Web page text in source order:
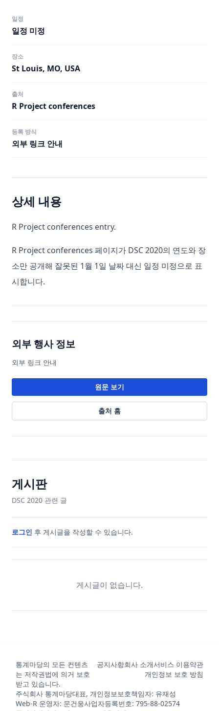
일정
일정 미정
장소
St Louis, MO, USA
출처
R Project conferences
등록 방식
외부 링크 안내
상세 내용
R Project conferences entry.
R Project conferences 페이지가 DSC 2020의 연도와 장
소만 공개해 잘못된 1월 1일 날짜 대신 일정 미정으로 표
시합니다.
외부 행사 정보
외부 링크 안내
원문 보기
출처 홈
게시판
DSC 2020 관련 글
로그인 후 게시글을 작성할 수 있습니다.
게시글이 없습니다.
통계마당의 모든 컨텐츠
는 저작권법에 의거 보호
받고 있습니다.
공지사항회사 소개서비스 이용약관
개인정보 보호 방침
주식회사 통계마당대표, 개인정보보호책임자: 유재성
Web-R 운영자: 문건웅사업자등록번호: 795-88-02574